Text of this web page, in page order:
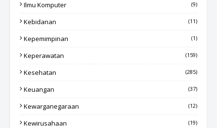
Ilmu Komputer (9)
Kebidanan (11)
Kepemimpinan (1)
Keperawatan (159)
Kesehatan (285)
Keuangan (37)
Kewarganegaraan (12)
Kewirusahaan (19)